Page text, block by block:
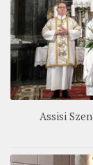
Assisi